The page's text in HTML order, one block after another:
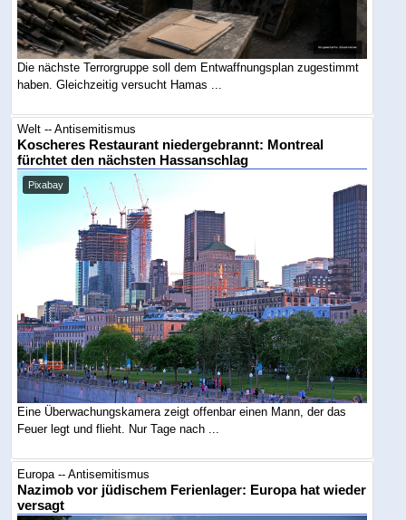
Die nächste Terrorgruppe soll dem Entwaffnungsplan zugestimmt
haben. Gleichzeitig versucht Hamas ...
Welt -- Antisemitismus
Koscheres Restaurant niedergebrannt: Montreal
fürchtet den nächsten Hassanschlag
Pixabay
Eine Überwachungskamera zeigt offenbar einen Mann, der das
Feuer legt und flieht. Nur Tage nach ...
Europa -- Antisemitismus
Nazimob vor jüdischem Ferienlager: Europa hat wieder
versagt